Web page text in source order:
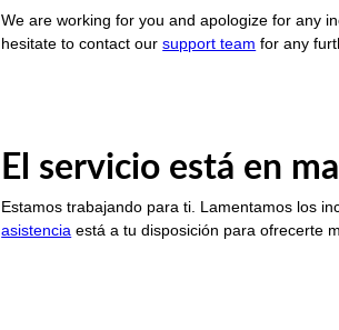
We are working for you and apologize for any
hesitate to contact oursupport team for any
El servicio está en
Estamos trabajando para ti. Lamentamos los
asistencia está a tu disposición para ofrecerte